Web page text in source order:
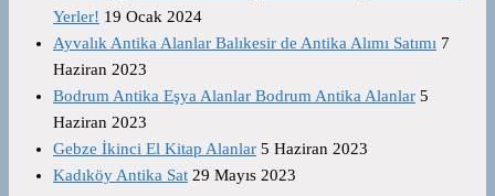
Yerler! 19 Ocak 2024
Ayvalık Antika Alanlar Balıkesir de Antika Alımı Satımı 7
Haziran 2023
Bodrum Antika Eşya Alanlar Bodrum Antika Alanlar 5
Haziran 2023
Gebze İkinci El Kitap Alanlar 5 Haziran 2023
Kadıköy Antika Sat 29 Mayıs 2023